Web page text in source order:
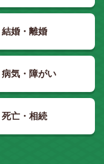
結婚・離婚
病気・障がい
死亡・相続